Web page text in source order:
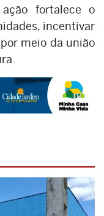
fortalece o
incentivar
meio da união